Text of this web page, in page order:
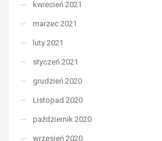
kwiecień 2021
marzec 2021
luty 2021
styczeń 2021
grudzień 2020
Listopad 2020
październik 2020
wrzesień 2020